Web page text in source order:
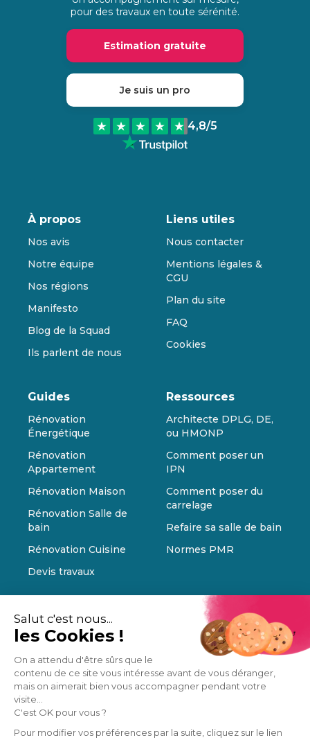
Salut c'est nous...
les Cookies !
On a attendu d'être sûrs que le
contenu de ce site vous intéresse avant de vous déranger,
mais on aimerait bien vous accompagner pendant votre
visite...
C'est OK pour vous ?
Pour modifier vos préférences par la suite, cliquez sur le lien
pour des travaux en toute sérénité.
Estimation gratuite
Je suis un pro
4,8/5
À propos
Nos avis
Notre équipe
Nos régions
Manifesto
Blog de la Squad
Ils parlent de nous
Liens utiles
Nous contacter
Mentions légales &
CGU
Plan du site
FAQ
Cookies
Guides
Rénovation
Énergétique
Rénovation
Appartement
Rénovation Maison
Rénovation Salle de
bain
Rénovation Cuisine
Devis travaux
Ressources
Architecte DPLG, DE,
ou HMONP
Comment poser un
IPN
Comment poser du
carrelage
Refaire sa salle de bain
Normes PMR